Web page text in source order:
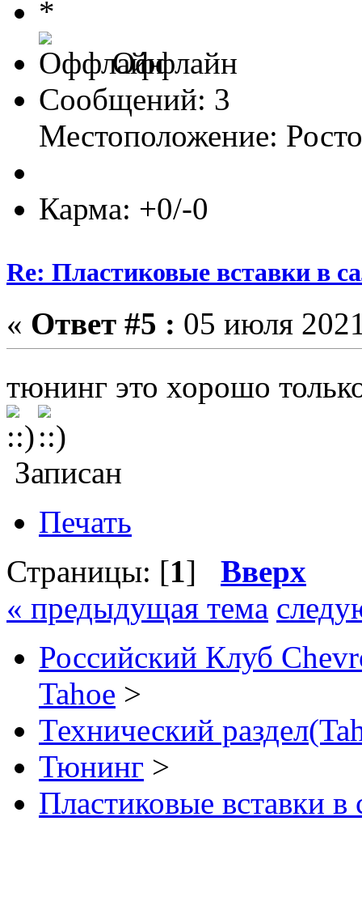
Оффлайн
Сообщений: 3
Местоположение:
Карма: +0/-0
Re: Пластиковые вставки в
« Ответ #5 : 05 июля
тюнинг это хорошо
Записан
Печать
Страницы: [1] Вверх
« предыдущая тема
Российский Клуб
Tahoe >
Технический
Тюнинг >
Пластиковые вставки